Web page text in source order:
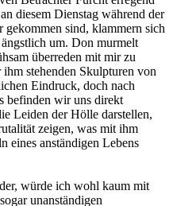
diesem Dienstag während der
sind, klammern sich
um. Don murmelt
überreden mit mir zu
stehenden Skulpturen von
Eindruck, doch nach
befinden wir uns direkt
Leiden der Hölle darstellen,
zeigen, was mit ihm
eines anständigen Lebens
würde ich wohl kaum mit
unanständigen